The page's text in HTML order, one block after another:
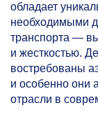
обладает
необходимыми
транспорта —
и жесткостью.
востребованы
и особенно они
отрасли в